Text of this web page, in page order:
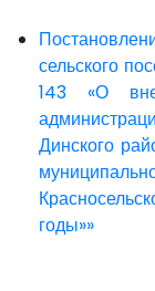
сельского
143 «О
Динского
годы»»